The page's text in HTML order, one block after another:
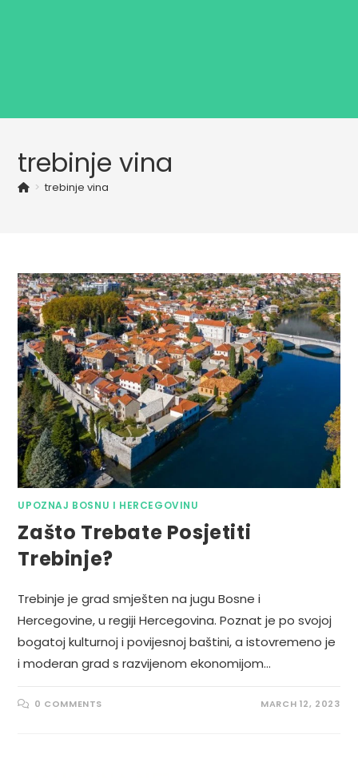
trebinje vina
> trebinje vina
UPOZNAJ BOSNU I HERCEGOVINU
Zašto Trebate Posjetiti
Trebinje?
Trebinje je grad smješten na jugu Bosne i
Hercegovine, u regiji Hercegovina. Poznat je po svojoj
bogatoj kulturnoj i povijesnoj baštini, a istovremeno je
i moderan grad s razvijenom ekonomijom…
0 COMMENTS MARCH 12, 2023